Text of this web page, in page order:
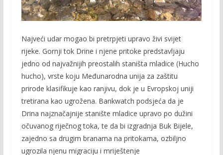
Najveći udar mogao bi pretrpjeti upravo živi svijet
rijeke. Gornji tok Drine i njene pritoke predstavljaju
jedno od najvažnijih preostalih staništa mladice (Hucho
hucho), vrste koju Međunarodna unija za zaštitu
prirode klasifikuje kao ranjivu, dok je u Evropskoj uniji
tretirana kao ugrožena. Bankwatch podsjeća da je
Drina najznačajnije stanište mladice upravo po dužini
očuvanog riječnog toka, te da bi izgradnja Buk Bijele,
zajedno sa drugim branama na pritokama, ozbiljno
ugrozila njenu migraciju i mriještenje